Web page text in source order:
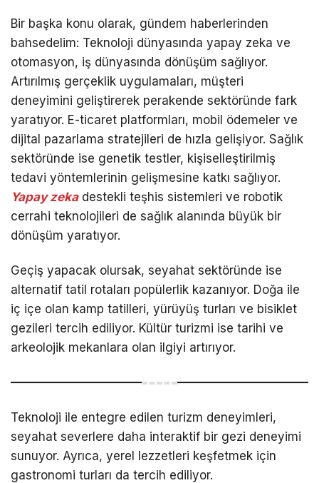
Bir başka konu olarak, gündem haberlerinden
bahsedelim: Teknoloji dünyasında yapay zeka ve
otomasyon, iş dünyasında dönüşüm sağlıyor.
Artırılmış gerçeklik uygulamaları, müşteri
deneyimini geliştirerek perakende sektöründe fark
yaratıyor. E-ticaret platformları, mobil ödemeler ve
dijital pazarlama stratejileri de hızla gelişiyor. Sağlık
sektöründe ise genetik testler, kişiselleştirilmiş
tedavi yöntemlerinin gelişmesine katkı sağlıyor.
Yapay zekadestekli teşhis sistemleri ve robotik
cerrahi teknolojileri de sağlık alanında büyük bir
dönüşüm yaratıyor.
Geçiş yapacak olursak, seyahat sektöründe ise
alternatif tatil rotaları popülerlik kazanıyor. Doğa ile
iç içe olan kamp tatilleri, yürüyüş turları ve bisiklet
gezileri tercih ediliyor. Kültür turizmi ise tarihi ve
arkeolojik mekanlara olan ilgiyi artırıyor.
Teknoloji ile entegre edilen turizm deneyimleri,
seyahat severlere daha interaktif bir gezi deneyimi
sunuyor. Ayrıca, yerel lezzetleri keşfetmek için
gastronomi turları da tercih ediliyor.